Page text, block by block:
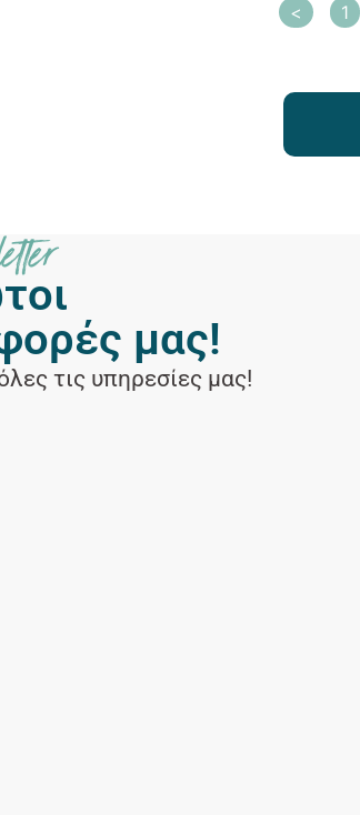
< 1
μας!
τις υπηρεσίες μας!